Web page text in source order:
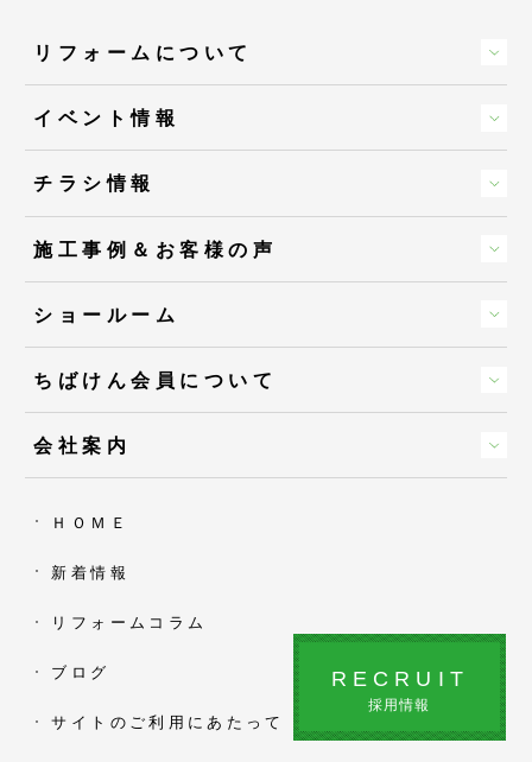
リフォームについて
イベント情報
チラシ情報
施工事例＆お客様の声
ショールーム
ちばけん会員について
会社案内
ＨＯＭＥ
新着情報
リフォームコラム
ブログ
サイトのご利用にあたって
RECRUIT
採用情報